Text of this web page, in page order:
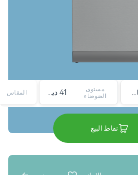
A+++ (-30%)
مستوى
الضوضاء
41 ديسيبل المقاس
نقاط البيع